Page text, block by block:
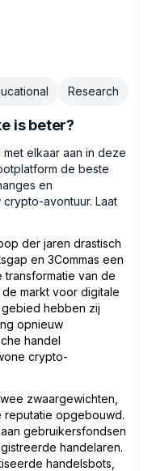
Research
is beter?
met elkaar aan in deze
de beste
en
avontuur. Laat
der jaren drastisch
en 3Commas een
van de
markt voor digitale
hebben zij
opnieuw
handel
crypto-
zwaargewichten,
reputatie opgebouwd.
gebruikersfondsen
handelaren.
handelsbots,